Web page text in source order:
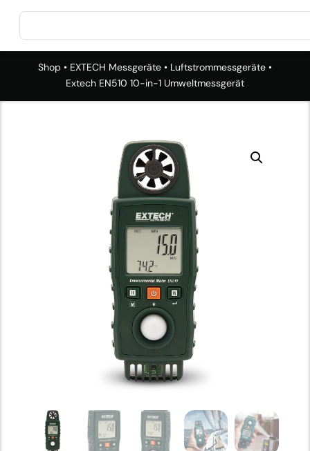
Shop • EXTECH Messgeräte• Luftstrommessgeräte•
Extech EN510 10-in-1 Umweltmessgerät